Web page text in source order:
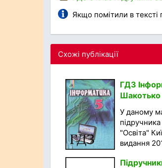
Якщо помітили в тексті
Схожі публікації
ГДЗ
У даному
"Освіта"
видання